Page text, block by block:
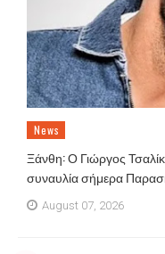
News
Ξάνθη: Ο Γιώργος
συναυλία σήμερα
August 07, 2026